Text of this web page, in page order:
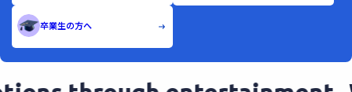
卒業生の方へ